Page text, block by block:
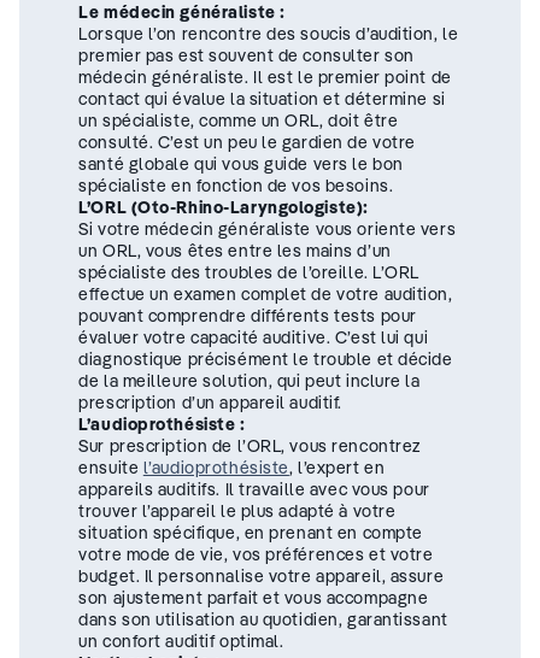
Le médecin généraliste :
Lorsque l’on rencontre des soucis d’audition, le
premier pas est souvent de consulter son
médecin généraliste. Il est le premier point de
contact qui évalue la situation et détermine si
un spécialiste, comme un ORL, doit être
consulté. C’est un peu le gardien de votre
santé globale qui vous guide vers le bon
spécialiste en fonction de vos besoins.
L’ORL (Oto-Rhino-Laryngologiste):
Si votre médecin généraliste vous oriente vers
un ORL, vous êtes entre les mains d’un
spécialiste des troubles de l’oreille. L’ORL
effectue un examen complet de votre audition,
pouvant comprendre différents tests pour
évaluer votre capacité auditive. C’est lui qui
diagnostique précisément le trouble et décide
de la meilleure solution, qui peut inclure la
prescription d’un appareil auditif.
L’audioprothésiste :
Sur prescription de l’ORL, vous rencontrez
ensuite l’audioprothésiste, l’expert en
appareils auditifs. Il travaille avec vous pour
trouver l’appareil le plus adapté à votre
situation spécifique, en prenant en compte
votre mode de vie, vos préférences et votre
budget. Il personnalise votre appareil, assure
son ajustement parfait et vous accompagne
dans son utilisation au quotidien, garantissant
un confort auditif optimal.